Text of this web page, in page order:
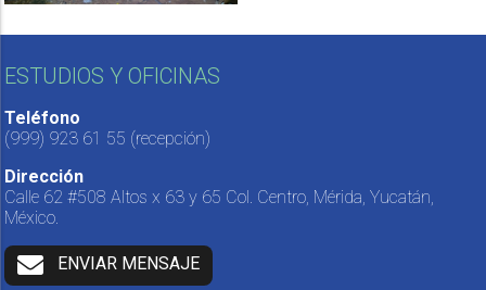
ESTUDIOS Y OFICINAS
Teléfono
(999) 923 61 55 (recepción)
Dirección
Calle 62 #508 Altos x 63 y 65 Col. Centro, Mérida, Yucatán,
México.
ENVIAR MENSAJE